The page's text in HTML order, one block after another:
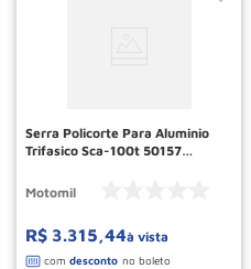
Serra Policorte Para Aluminio
Trifasico Sca-100t 50157
Motomil
R$ 3.315,44à vista